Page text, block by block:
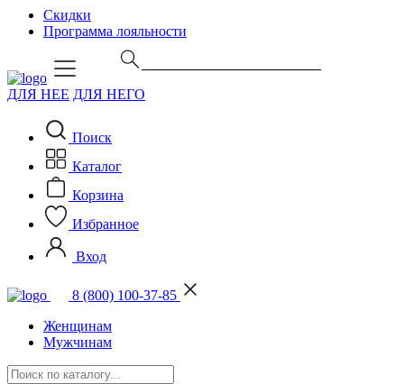
Скидки
Программа лояльности
ДЛЯ НЕЕ ДЛЯ НЕГО
Поиск
Каталог
Корзина
Избранное
Вход
8 (800) 100-37-85
Женщинам
Мужчинам